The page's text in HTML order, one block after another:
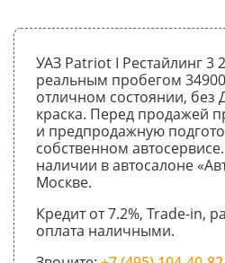
УАЗ Patriot I Рестайлинг 3
реальным пробегом
отличном состоянии, без
краска. Перед продажей
и предпродажную
собственном
наличии в автосалоне
Москве.
Кредит от 7.2%, Trade-in,
оплата наличными.